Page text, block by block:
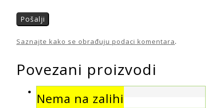
Saznajte kako se obrađuju podaci komentara.
Povezani proizvodi
Nema na zalihi
Nema na zalihi